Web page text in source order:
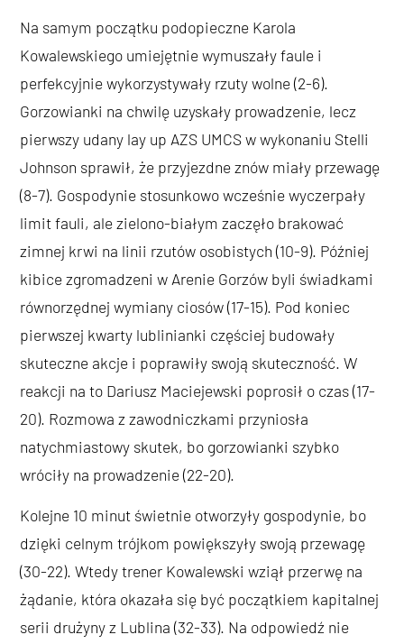
Na samym początku podopieczne Karola
Kowalewskiego umiejętnie wymuszały faule i
perfekcyjnie wykorzystywały rzuty wolne (2-6).
Gorzowianki na chwilę uzyskały prowadzenie, lecz
pierwszy udany lay up AZS UMCS w wykonaniu Stelli
Johnson sprawił, że przyjezdne znów miały przewagę
(8-7). Gospodynie stosunkowo wcześnie wyczerpały
limit fauli, ale zielono-białym zaczęło brakować
zimnej krwi na linii rzutów osobistych (10-9). Później
kibice zgromadzeni w Arenie Gorzów byli świadkami
równorzędnej wymiany ciosów (17-15). Pod koniec
pierwszej kwarty lublinianki częściej budowały
skuteczne akcje i poprawiły swoją skuteczność. W
reakcji na to Dariusz Maciejewski poprosił o czas (17-
20). Rozmowa z zawodniczkami przyniosła
natychmiastowy skutek, bo gorzowianki szybko
wróciły na prowadzenie (22-20).
Kolejne 10 minut świetnie otworzyły gospodynie, bo
dzięki celnym trójkom powiększyły swoją przewagę
(30-22). Wtedy trener Kowalewski wziął przerwę na
żądanie, która okazała się być początkiem kapitalnej
serii drużyny z Lublina (32-33). Na odpowiedź nie